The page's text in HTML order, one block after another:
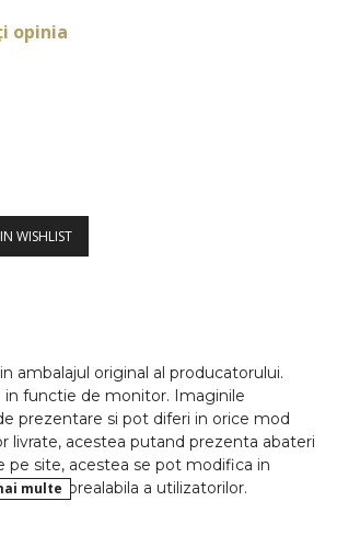
opinia
WISHLIST
ambalajul original al producatorului.
in functie de monitor. Imaginile
prezentare si pot diferi in orice mod
livrate, acestea putand prezenta abateri
pe site, acestea se pot modifica in
prealabila a utilizatorilor.